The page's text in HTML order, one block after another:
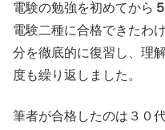
電験の勉強を初めてから
電験二種に合格できたわ
分を徹底的に復習し、理
度も繰り返しました。
筆者が合格したのは３０